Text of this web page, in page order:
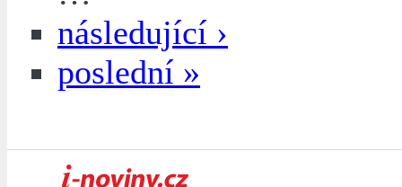
následující ›
poslední »